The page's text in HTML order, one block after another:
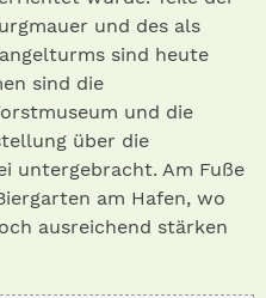
und des als
sind heute
sind die
und die
über die
untergebracht. Am Fuße
am Hafen, wo
ausreichend stärken